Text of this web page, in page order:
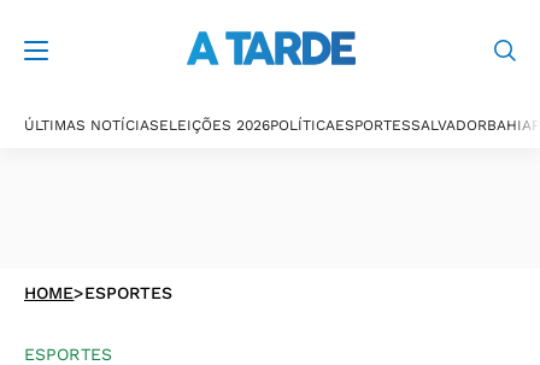
ÚLTIMAS NOTÍCIASELEIÇÕES 2026POLÍTICAESPORTESSALVADORBAHIA
HOME>ESPORTES
ESPORTES